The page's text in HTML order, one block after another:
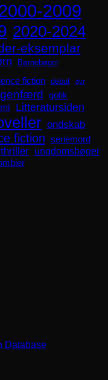
2009
2020-2024
eksemplar
Børnebøger
fiction debut dyr
genfærd
gotik
Litteratursiden
ondskab
fiction seriemord
thriller ungdomsbøger
Database